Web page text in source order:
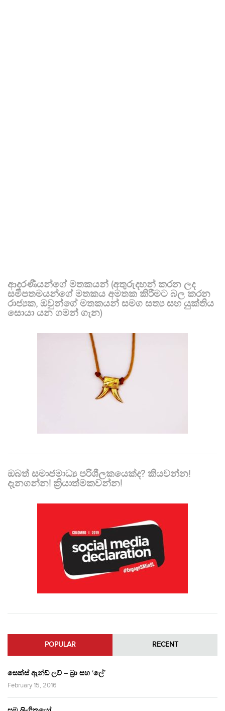
ආදරණීයන්ගේ මතකයන් (අතුරුදහන් කරන ලද
සමීපතමයන්ගේ මතකය අමතක කිරීමට බල කරන
රාජ්‍යක, ඔවුන්ගේ මතකයන් සමග සත්‍ය සහ යුක්තිය
සොයා යන ගමන් ගැන)
ඔබත් සමාජමාධ්‍ය පරිශීලකයෙක්ද? කියවන්න!
දැනගන්න! ක්‍රියාත්මකවන්න!
POPULAR RECENT
සෙක්ස් ඇන්ඩ් ලව් – බ්‍රා සහ ‘ලේ’
February 15, 2016